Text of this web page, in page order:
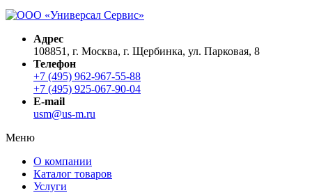
Адрес
108851, г. Москва, г. Щербинка, ул. Парковая, 8
Телефон
+7 (495) 962-967-55-88
+7 (495) 925-067-90-04
E-mail
usm@us-m.ru
Меню
О компании
Каталог товаров
Услуги